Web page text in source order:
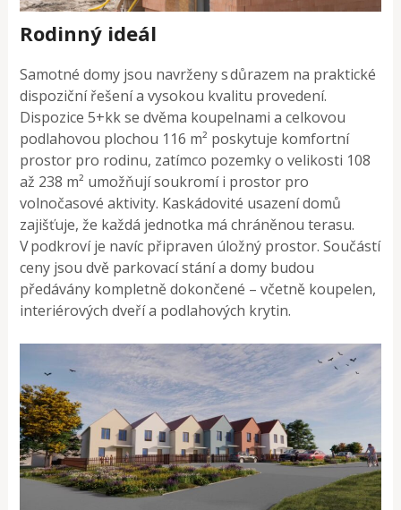
Rodinný ideál
Samotné domy jsou navrženy s důrazem na praktické
dispoziční řešení a vysokou kvalitu provedení.
Dispozice 5+kk se dvěma koupelnami a celkovou
podlahovou plochou 116 m² poskytuje komfortní
prostor pro rodinu, zatímco pozemky o velikosti 108
až 238 m² umožňují soukromí i prostor pro
volnočasové aktivity. Kaskádovité usazení domů
zajišťuje, že každá jednotka má chráněnou terasu.
V podkroví je navíc připraven úložný prostor. Součástí
ceny jsou dvě parkovací stání a domy budou
předávány kompletně dokončené – včetně koupelen,
interiérových dveří a podlahových krytin.